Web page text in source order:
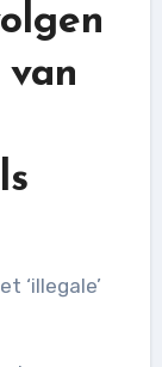
‘illegale’